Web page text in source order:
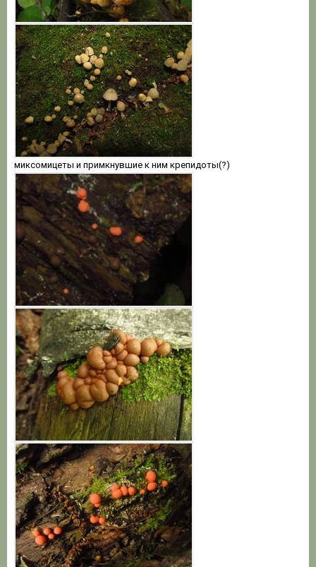
миксомицеты и примкнувшие к ним крепидоты(?)